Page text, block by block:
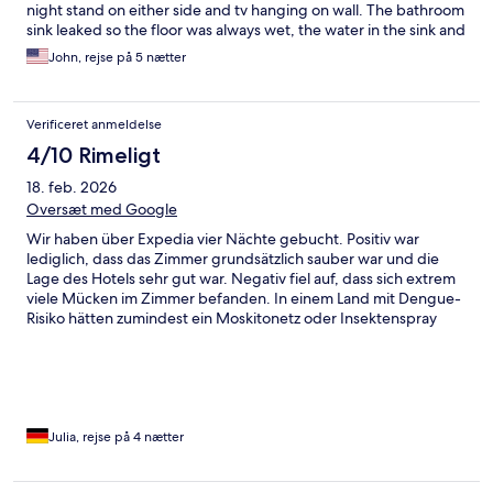
night stand on either side and tv hanging on wall. The bathroom
sink leaked so the floor was always wet, the water in the sink and
toilet was brown and smelled awful. There was loud
construction noise beginning just after 8 am. Otherwise the bed
John, rejse på 5 nætter
Verificeret anmeldelse
4/10 Rimeligt
18. feb. 2026
Oversæt med Google
Wir haben über Expedia vier Nächte gebucht. Positiv war
lediglich, dass das Zimmer grundsätzlich sauber war und die
Lage des Hotels sehr gut war. Negativ fiel auf, dass sich extrem
viele Mücken im Zimmer befanden. In einem Land mit Dengue-
Risiko hätten zumindest ein Moskitonetz oder Insektenspray
Massage zahlreiche verpasste Anrufe sowie die Nachricht, wir
sei und ein anderer Gast warte. Ohne Vorwarnung aus einem
Julia, rejse på 4 nætter